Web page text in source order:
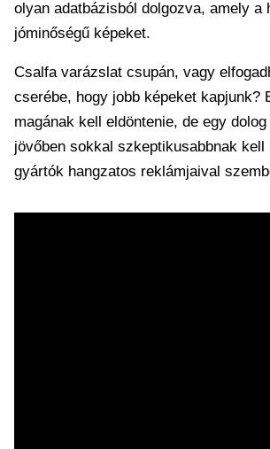
olyan adatbázisból dolgozva, amely a
jóminőségű képeket.
Csalfa varázslat csupán, vagy
cserébe, hogy jobb képeket kapjunk?
magának kell eldöntenie, de egy
jövőben sokkal szkeptikusabbnak kell
gyártók hangzatos reklámjaival